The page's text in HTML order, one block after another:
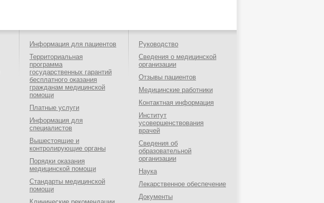
Информация для пациентов
Территориальная
программа
государственных гарантий
бесплатного оказания
гражданам медицинской
помощи
Платные услуги
Информация для
специалистов
Вышестоящие и
контролирующие органы
Порядки оказания
медицинской помощи
Стандарты медицинской
помощи
Руководство
Сведения о медицинской
организации
Отзывы пациентов
Медицинские работники
Контактная информация
Институт
усовершенствования
врачей
Сведения об
образовательной
организации
Наука
Лекарственное обеспечение
Документы